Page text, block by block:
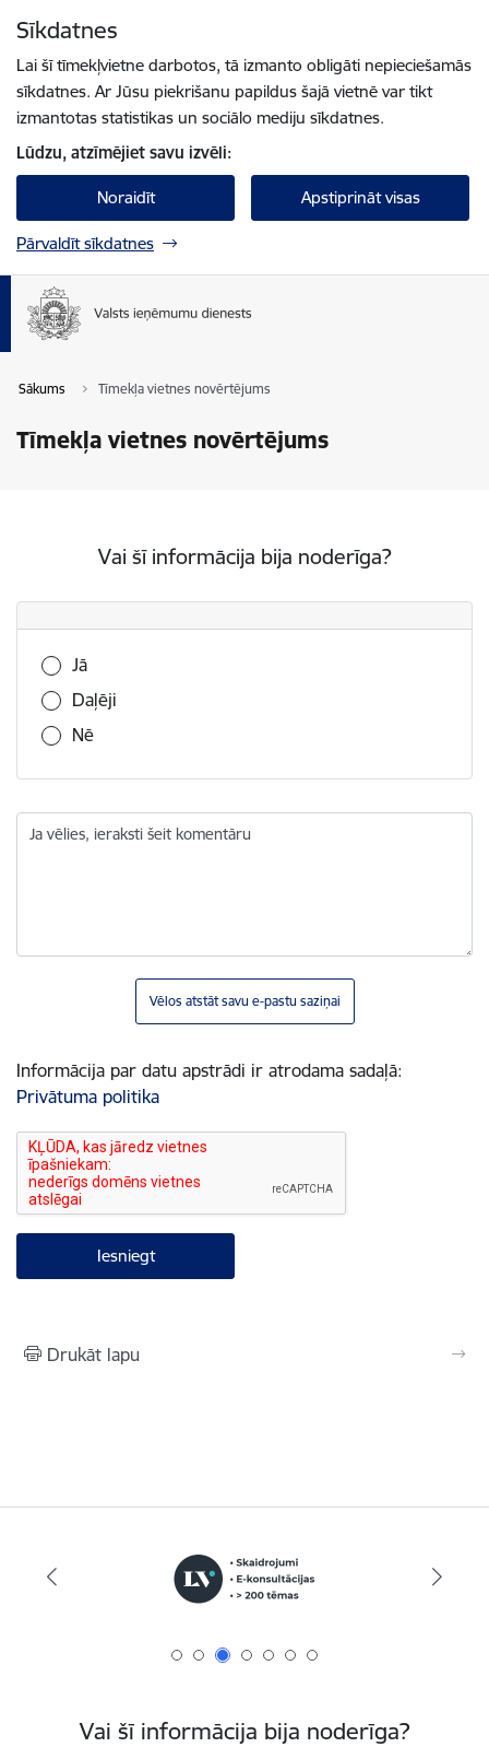
Sīkdatnes
Lai šī tīmekļvietne darbotos, tā izmanto obligāti nepieciešamās
sīkdatnes. Ar Jūsu piekrišanu papildus šajā vietnē var tikt
izmantotas statistikas un sociālo mediju sīkdatnes.
Lūdzu, atzīmējiet savu izvēli:
Noraidīt Apstiprināt visas
Pārvaldīt sīkdatnes
Sākums Tīmekļa vietnes novērtējums
Tīmekļa vietnes novērtējums
Vai šī informācija bija noderīga?
Vai šī informācija bija noderīga?
Jā
Daļēji
Nē
Ja vēlies, ieraksti šeit komentāru
Vēlos atstāt savu e-pastu saziņai
Informācija par datu apstrādi ir atrodama sadaļā:
Privātuma politika
Drukāt lapu
Vai šī informācija bija noderīga?